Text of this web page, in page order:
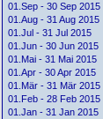
01.Sep - 30 Sep 2015
01.Aug - 31 Aug 2015
01.Jul - 31 Jul 2015
01.Jun - 30 Jun 2015
01.Mai - 31 Mai 2015
01.Apr - 30 Apr 2015
01.Mär - 31 Mär 2015
01.Feb - 28 Feb 2015
01.Jan - 31 Jan 2015